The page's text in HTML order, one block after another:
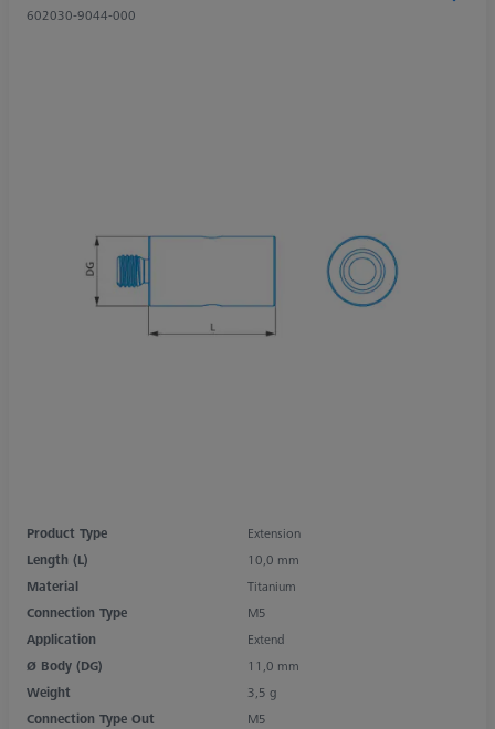
602030-9044-000
Product Type
Extension
Length (L)
10,0 mm
Material
Titanium
Connection Type
M5
Application
Extend
Ø Body (DG)
11,0 mm
Weight
3,5 g
Connection Type Out
M5